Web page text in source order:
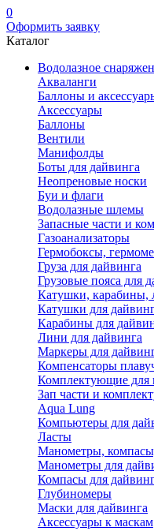
0
Оформить заявку
Каталог
Водолазное
Акваланги
Баллоны и
Аксессуары
Баллоны
Вентили
Манифолды
Боты для дайвинга
Неопреновые носки
Буи и флаги
Водолазные шлемы
Запасные части и
Газоанализаторы
Гермобоксы,
Груза для дайвинга
Грузовые пояса для
Катушки, карабины,
Катушки для
Карабины для
Лини для дайвинга
Маркеры для
Компенсаторы
Комплектующие для
Зап части и
Aqua Lung
Компьютеры для
Ласты
Манометры,
Манометры для
Компасы для
Глубиномеры
Маски для дайвинга
Аксессуары к маскам